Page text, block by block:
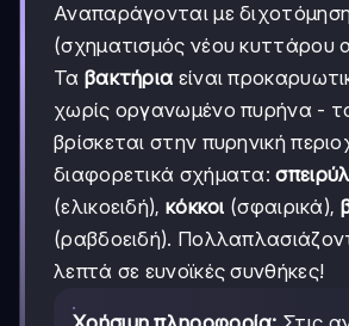
Αναπαράγονται με
(σχηματισμός νέου κυττάρου
Τα βακτήρια είναι
χωρίς οργανωμένο πυρήνα -
βρίσκεται στην πυρηνική
διαφορετικά σχήματα:
(ελικοειδή), κόκκοι (σφαιρικά),
(ραβδοειδή).
λεπτά σε ευνοϊκές συνθήκες!